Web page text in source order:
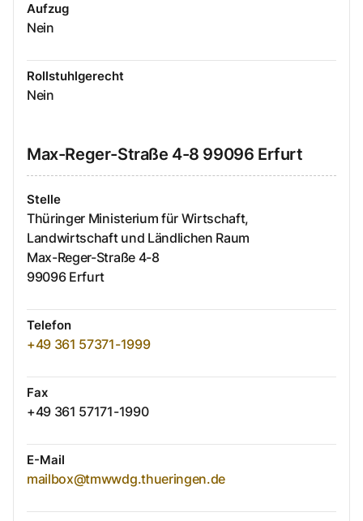
Aufzug
Nein
Rollstuhlgerecht
Nein
Max-Reger-Straße 4-8 99096 Erfurt
Stelle
Thüringer Ministerium für Wirtschaft,
Landwirtschaft und Ländlichen Raum
Max-Reger-Straße 4-8
99096 Erfurt
Telefon
+49 361 57371-1999
Fax
+49 361 57171-1990
E-Mail
mailbox@tmwwdg.thueringen.de